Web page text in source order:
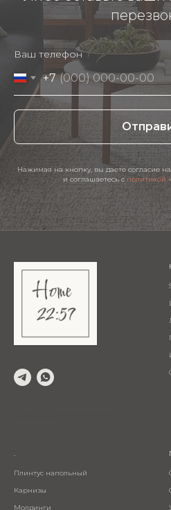
Ваш телефон
+7
Нажимая на кнопку, вы даете согласие
и соглашаетесь c политикой
.
Плинтус напольный
Карнизы
Молдинги